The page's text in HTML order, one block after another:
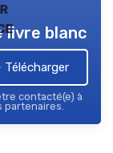
livre blanc
contacté(e) à
partenaires.